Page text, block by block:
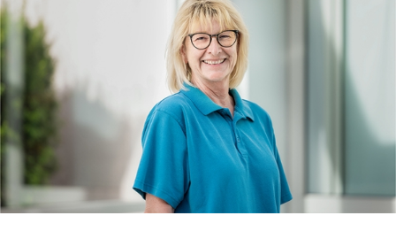
Karriere
Suche
Leichte Sprache
Gebärdensprache
Patienten-Login